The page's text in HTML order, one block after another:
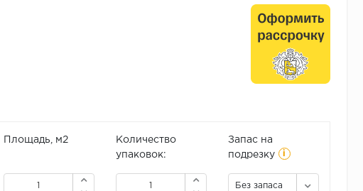
Площадь, м2
Количество
упаковок:
Запас на
подрезку
i
Без запаса